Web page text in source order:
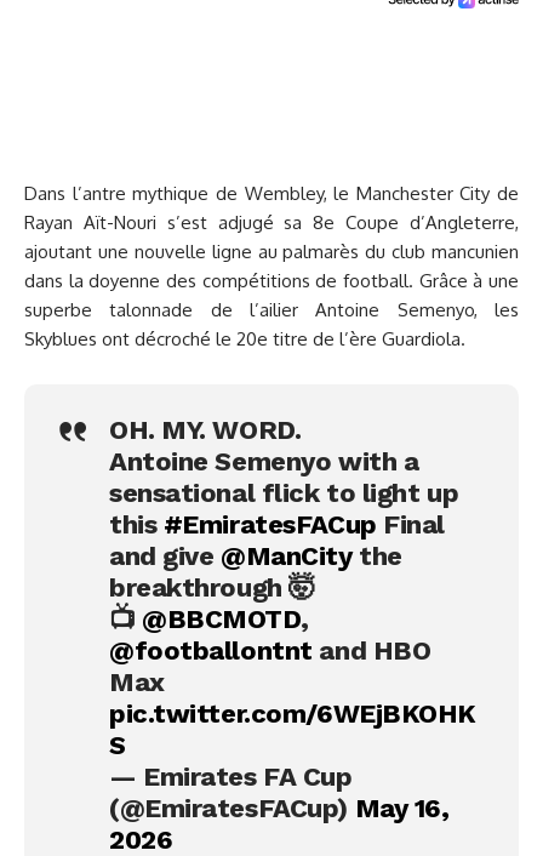
Dans l’antre mythique de Wembley, le Manchester City de
Rayan Aït-Nouri s’est adjugé sa 8e Coupe d’Angleterre,
ajoutant une nouvelle ligne au palmarès du club mancunien
dans la doyenne des compétitions de football. Grâce à une
superbe talonnade de l’ailier Antoine Semenyo, les
Skyblues ont décroché le 20e titre de l’ère Guardiola.
OH. MY. WORD.
Antoine Semenyo with a
sensational flick to light up
this #EmiratesFACup Final
and give @ManCitythe
breakthrough 🤯
📺 @BBCMOTD,
@footballontnt and HBO
Max
pic.twitter.com/6WEjBKOHK
S
— Emirates FA Cup
(@EmiratesFACup) May 16,
2026